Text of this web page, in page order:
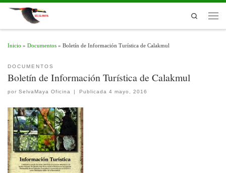
Skip to content
Search
Inicio » Documentos » Boletín de Información Turística de Calakmul
DOCUMENTOS
Boletín de Información Turística de Calakmul
por SelvaMaya Oficina | Publicada 4 mayo, 2016